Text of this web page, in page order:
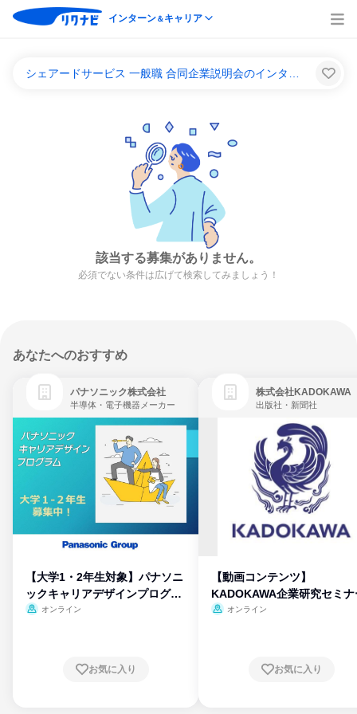
インターン＆キャリア
該当する募集がありません。
必須でない条件は広げて検索してみましょう！
あなたへのおすすめ
パナソニック株式会社
半導体・電子機器メーカー
【大学1・2年生対象】パナソニ
ックキャリアデザインプログラ
ム
オンライン
お気に入り
株式会社KADOKAWA
出版社・新聞社
【動画コンテンツ】
KADOKAWA企業研究セミナ
オンライン
お気に入り